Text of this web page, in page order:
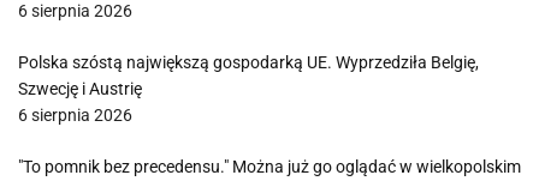
6 sierpnia 2026
Polska szóstą największą gospodarką UE. Wyprzedziła Belgię,
Szwecję i Austrię
6 sierpnia 2026
"To pomnik bez precedensu." Można już go oglądać w wielkopolskim